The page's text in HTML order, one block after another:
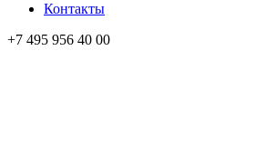
Контакты
+7 495 956 40 00